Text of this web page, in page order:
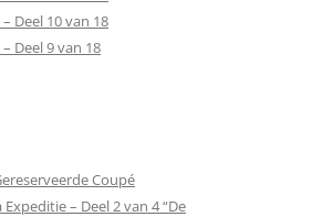
Deel 10 van 18
Deel 9 van 18
Coupé
Expeditie – Deel 2 van 4 “De